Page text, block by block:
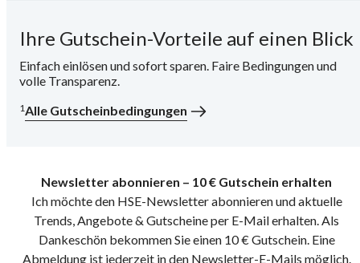
Ihre Gutschein-Vorteile auf einen Blick
Einfach einlösen und sofort sparen. Faire Bedingungen und
volle Transparenz.
1Alle Gutscheinbedingungen
Newsletter abonnieren – 10 € Gutschein erhalten
Ich möchte den HSE-Newsletter abonnieren und aktuelle
Trends, Angebote & Gutscheine per E-Mail erhalten. Als
Dankeschön bekommen Sie einen 10 € Gutschein. Eine
Abmeldung ist jederzeit in den Newsletter-E-Mails möglich.